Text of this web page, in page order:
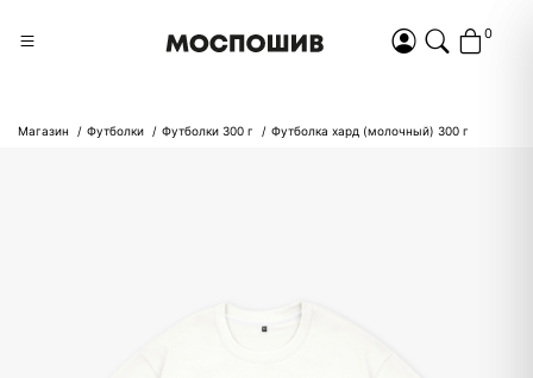
0
Магазин Футболки Футболки 300 г Футболка хард (молочный) 300 г